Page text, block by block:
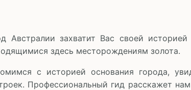
захватит Вас своей
здесь месторождениям золота.
с историей основания города,
Профессиональный гид расскажет